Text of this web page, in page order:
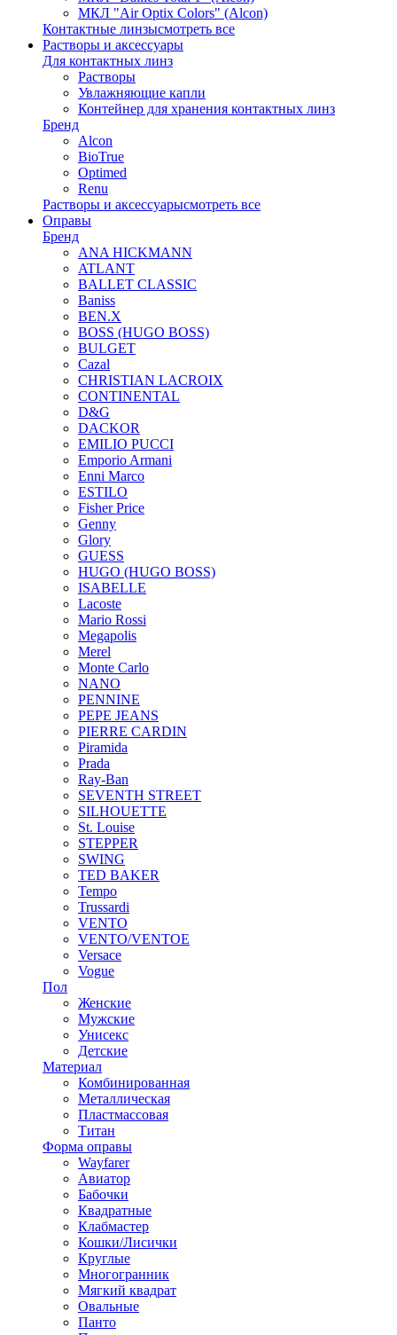
МКЛ "Air Optix Colors" (Alcon)
Контактные линзысмотреть все
Растворы и аксессуары
Для контактных линз
Растворы
Увлажняющие капли
Контейнер для хранения контактных линз
Бренд
Alcon
BioTrue
Optimed
Renu
Растворы и аксессуарысмотреть все
Оправы
Бренд
ANA HICKMANN
ATLANT
BALLET CLASSIC
Baniss
BEN.X
BOSS (HUGO BOSS)
BULGET
Cazal
CHRISTIAN LACROIX
CONTINENTAL
D&G
DACKOR
EMILIO PUCCI
Emporio Armani
Enni Marco
ESTILO
Fisher Price
Genny
Glory
GUESS
HUGO (HUGO BOSS)
ISABELLE
Lacoste
Mario Rossi
Megapolis
Merel
Monte Carlo
NANO
PENNINE
PEPE JEANS
PIERRE CARDIN
Piramida
Prada
Ray-Ban
SEVENTH STREET
SILHOUETTE
St. Louise
STEPPER
SWING
TED BAKER
Tempo
Trussardi
VENTO
VENTO/VENTOE
Versace
Vogue
Пол
Женские
Мужские
Унисекс
Детские
Материал
Комбинированная
Металлическая
Пластмассовая
Титан
Форма оправы
Wayfarer
Авиатор
Бабочки
Квадратные
Клабмастер
Кошки/Лисички
Круглые
Многогранник
Мягкий квадрат
Овальные
Панто